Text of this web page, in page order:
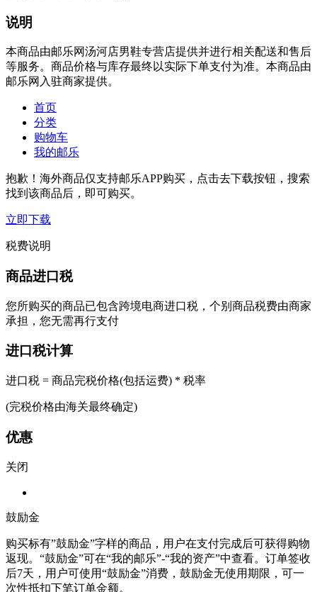
说明
本商品由邮乐网汤河店男鞋专营店提供并进行相关配送和售后
等服务。商品价格与库存最终以实际下单支付为准。本商品由
邮乐网入驻商家提供。
首页
分类
购物车
我的邮乐
抱歉！海外商品仅支持邮乐APP购买，点击去下载按钮，搜索
找到该商品后，即可购买。
立即下载
税费说明
商品进口税
您所购买的商品已包含跨境电商进口税，个别商品税费由商家
承担，您无需再行支付
进口税计算
进口税 = 商品完税价格(包括运费) * 税率
(完税价格由海关最终确定)
优惠
关闭
鼓励金
购买标有”鼓励金”字样的商品，用户在支付完成后可获得购物
返现。“鼓励金”可在“我的邮乐”-“我的资产”中查看。订单签收
后7天，用户可使用“鼓励金”消费，鼓励金无使用期限，可一
次性抵扣下笔订单金额。